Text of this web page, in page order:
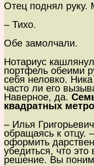
Отец поднял руку.
– Тихо.
Обе замолчали.
Нотариус
портфель обеими
себя неловко.
часто ли его
Наверное, да.
квадратных
– Илья
обращаясь к отцу.
оформить
убедиться, что
решение. Вы